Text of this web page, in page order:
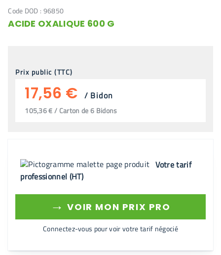
Code DOD : 96850
ACIDE OXALIQUE 600 G
Prix public (TTC)
17,56 € / Bidon
105,36 € / Carton de 6 Bidons
Votre tarif
professionnel (HT)
→ VOIR MON PRIX PRO
Connectez-vous pour voir votre tarif négocié